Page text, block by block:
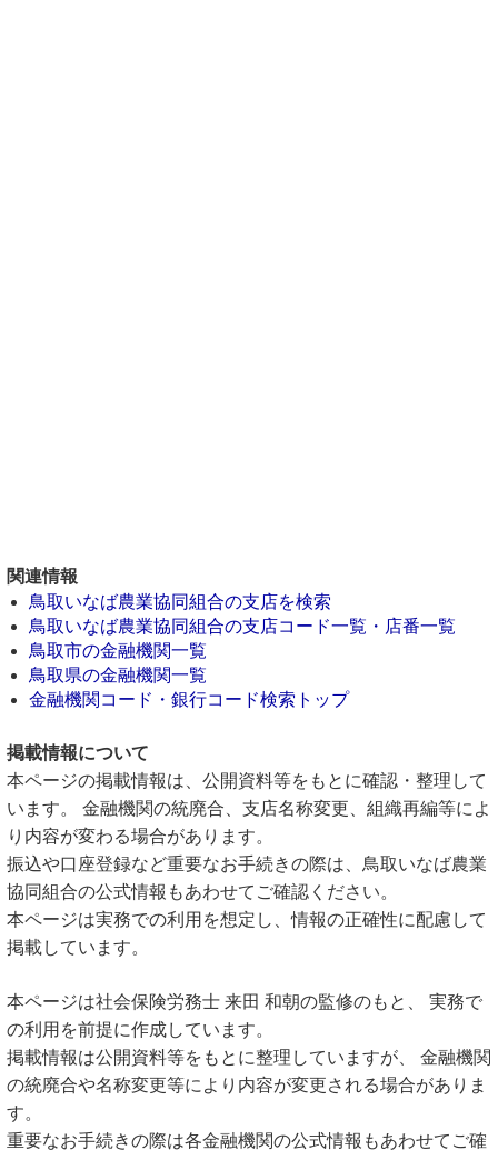
関連情報
鳥取いなば農業協同組合の支店を検索
鳥取いなば農業協同組合の支店コード一覧・店番一覧
鳥取市の金融機関一覧
鳥取県の金融機関一覧
金融機関コード・銀行コード検索トップ
掲載情報について
本ページの掲載情報は、公開資料等をもとに確認・整理して
います。 金融機関の統廃合、支店名称変更、組織再編等によ
り内容が変わる場合があります。
振込や口座登録など重要なお手続きの際は、鳥取いなば農業
協同組合の公式情報もあわせてご確認ください。
本ページは実務での利用を想定し、情報の正確性に配慮して
掲載しています。
本ページは社会保険労務士 来田 和朝の監修のもと、 実務で
の利用を前提に作成しています。
掲載情報は公開資料等をもとに整理していますが、 金融機関
の統廃合や名称変更等により内容が変更される場合がありま
す。
重要なお手続きの際は各金融機関の公式情報もあわせてご確